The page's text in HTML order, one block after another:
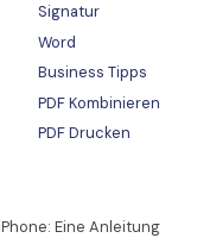
Signatur
Word
Business Tipps
PDF Kombinieren
PDF Drucken
Eine Anleitung